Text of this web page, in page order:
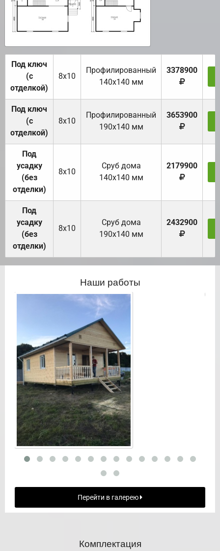
Под ключ
(с
отделкой)
8х10
Профилированный
140х140 мм
3378900
Под ключ
(с
отделкой)
8х10
Профилированный
190х140 мм
3653900
Под
усадку
(без
отделки)
8х10
Cруб дома
140х140 мм
2179900
Под
усадку
(без
отделки)
8х10
Cруб дома
190х140 мм
2432900
Наши работы
Перейти в галерею
Комплектация